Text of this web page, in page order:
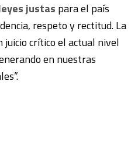
justas para el país
respeto y rectitud. La
juicio crítico el actual nivel
en nuestras